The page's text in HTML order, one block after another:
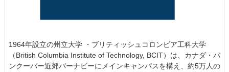
1964年設立の州立大学 ・ブリティッシュコロンビア工科大学
（British Columbia Institute of Technology, BCIT）は、カナダ・バ
ンクーバー近郊バーナビーにメインキャンパスを構え、約5万人の